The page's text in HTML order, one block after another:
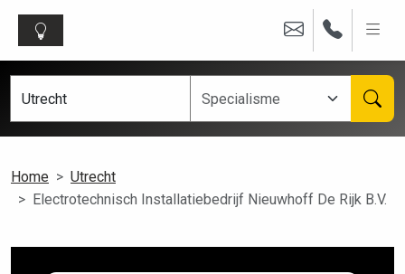
Home
Utrecht
Electrotechnisch Installatiebedrijf Nieuwhoff De Rijk B.V.